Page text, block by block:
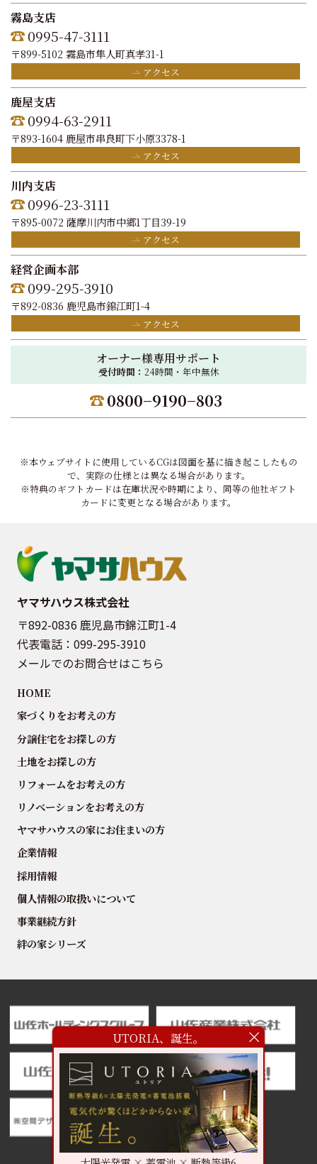
霧島支店
0995-47-3111
〒899-5102 霧島市隼人町真孝31-1
アクセス
鹿屋支店
0994-63-2911
〒893-1604 鹿屋市串良町下小原3378-1
アクセス
川内支店
0996-23-3111
〒895-0072 薩摩川内市中郷1丁目39-19
アクセス
経営企画本部
099-295-3910
〒892-0836 鹿児島市錦江町1-4
アクセス
オーナー様専用サポート
受付時間： 24時間・年中無休
0800−9190−803
※本ウェブサイトに使用しているCGは図面を基に描き起こしたもの
で、実際の仕様とは異なる場合があります。
※特典のギフトカードは在庫状況や時期により、同等の他社ギフト
カードに変更となる場合があります。
ヤマサハウス株式会社
〒892-0836 鹿児島市錦江町1-4
代表電話： 099-295-3910
メールでのお問合せはこちら
HOME
家づくりをお考えの方
分譲住宅をお探しの方
土地をお探しの方
リフォームをお考えの方
リノベーションをお考えの方
ヤマサハウスの家にお住まいの方
企業情報
採用情報
個人情報の取扱いについて
事業継続方針
絆の家シリーズ
UTORIA、誕生。